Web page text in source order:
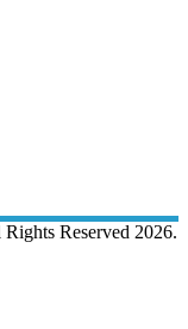
Reserved 2026.